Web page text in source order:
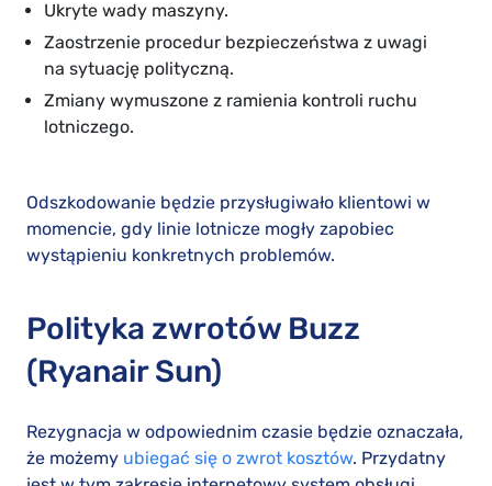
Ukryte wady maszyny.
Zaostrzenie procedur bezpieczeństwa z uwagi
na sytuację polityczną.
Zmiany wymuszone z ramienia kontroli ruchu
lotniczego.
Odszkodowanie będzie przysługiwało klientowi w
momencie, gdy linie lotnicze mogły zapobiec
wystąpieniu konkretnych problemów.
Polityka zwrotów Buzz
(Ryanair Sun)
Rezygnacja w odpowiednim czasie będzie oznaczała,
że możemy ubiegać się o zwrot kosztów. Przydatny